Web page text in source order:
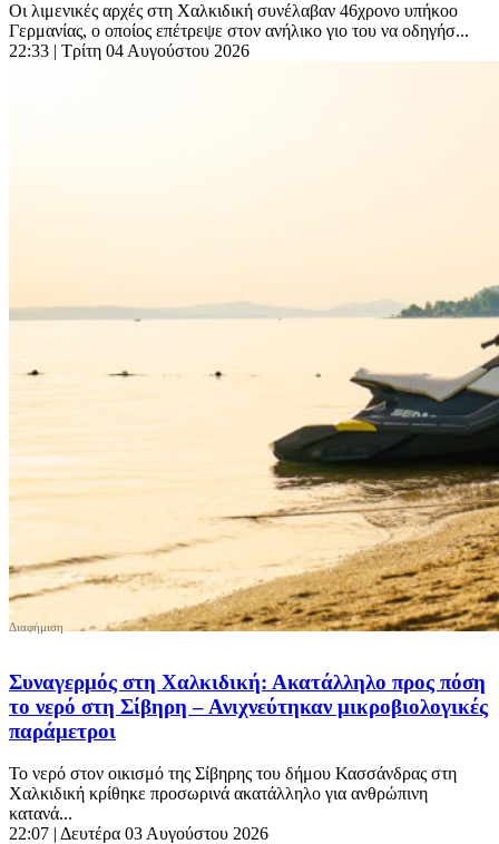
Οι λιμενικές αρχές στη Χαλκιδική συνέλαβαν 46χρονο υπήκοο
Γερμανίας, ο οποίος επέτρεψε στον ανήλικο γιο του να οδηγήσ...
22:33 | Τρίτη 04 Αυγούστου 2026
Συναγερμός στη Χαλκιδική: Ακατάλληλο προς πόση
το νερό στη Σίβηρη – Ανιχνεύτηκαν μικροβιολογικές
παράμετροι
Το νερό στον οικισμό της Σίβηρης του δήμου Κασσάνδρας στη
Χαλκιδική κρίθηκε προσωρινά ακατάλληλο για ανθρώπινη
κατανά...
22:07 | Δευτέρα 03 Αυγούστου 2026